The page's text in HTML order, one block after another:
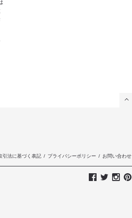
引法に基づく表記 / プライバシーポリシー / お問い合わせ